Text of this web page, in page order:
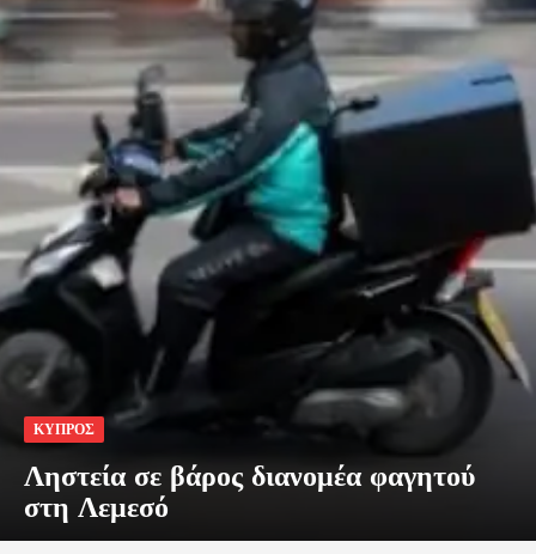
ΚΥΠΡΟΣ
Ληστεία σε βάρος διανομέα φαγητού
στη Λεμεσό